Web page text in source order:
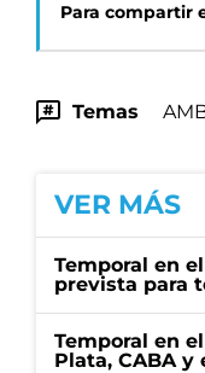
Para compartir
Temas
VER MÁS
Temporal en
prevista para
Temporal en
Plata, CABA y